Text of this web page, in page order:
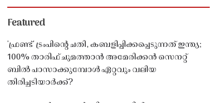
Featured
'ഫ്രണ്ട്' ട്രംപിന്റെ ചതി, കബളിപ്പിക്കപ്പെടുന്നത് ഇന്ത്യ;
100% താരിഫ് ചുമത്താൻ അമേരിക്കൻ സെനറ്റ്
ബിൽ പാസാക്കുമ്പോൾ ഏറ്റവും വലിയ
തിരിച്ചടിയാർക്ക്?